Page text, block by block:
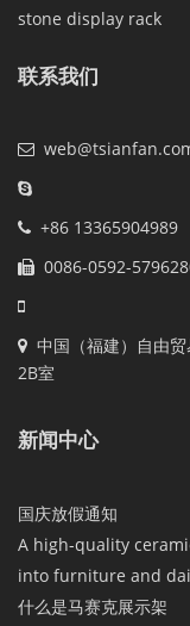
stone display rack
联系我们
+86 13365904989
0086-0592-
中国（福建）自由
2B室
新闻中心
国庆放假通知
A high-quality
into furniture and
什么是马赛克展示架